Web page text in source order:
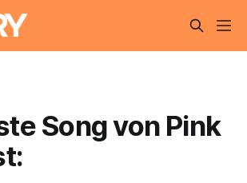
Song von Pink